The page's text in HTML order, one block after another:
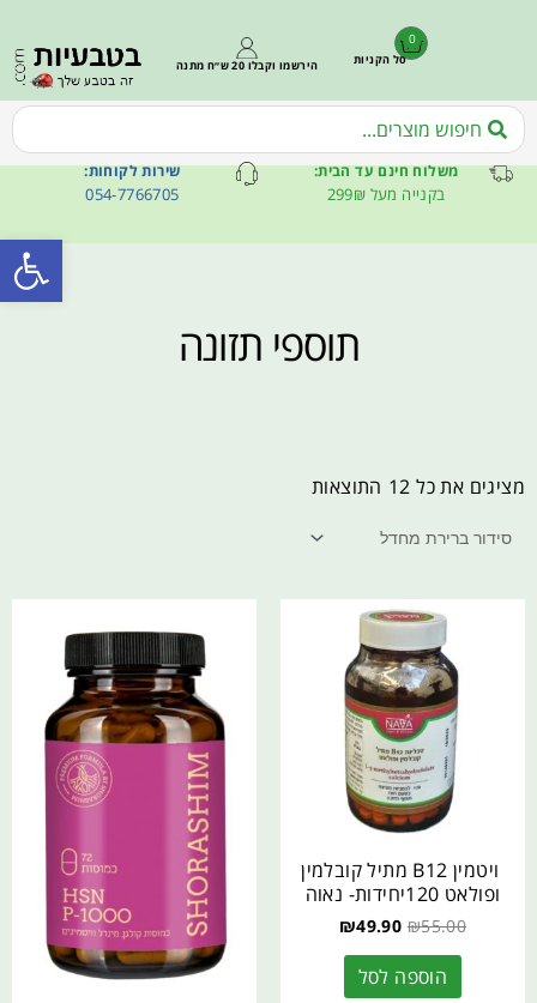
0
סל הקניות הירשמו וקבלו 20 ש״ח מתנה
משלוח חינם עד הבית:
בקנייה מעל 299₪
שירות לקוחות:
054-7766705
תוספי תזונה
מציגים את כל ⁦12⁩ התוצאות
ויטמין B12 מתיל קובלמין
ופולאט 120יחידות- נאוה
₪55.00
₪49.90
הוספה לסל
פתח